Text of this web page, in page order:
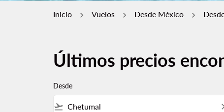
Inicio Vuelos Desde México
Últimos precios
Desde
flight_takeoff